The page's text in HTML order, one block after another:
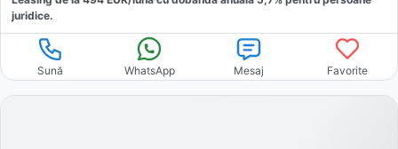
juridice.
Sună WhatsApp Mesaj Favorite